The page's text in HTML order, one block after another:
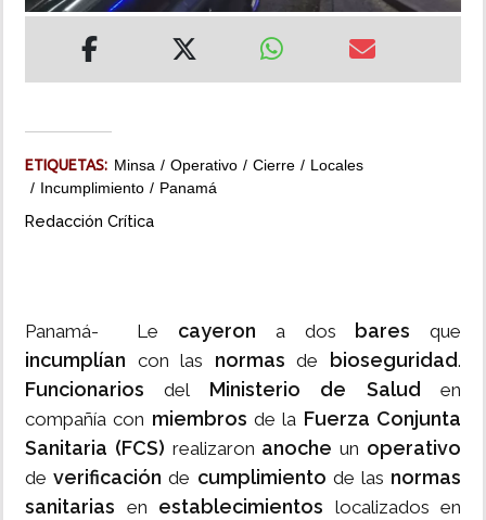
MULTIMEDIA
ETIQUETAS: Minsa Operativo Cierre
Locales
Incumplimiento
Panamá
Redacción Crítica
Panamá- Le cayeron a dos baresque
incumplían con las normas de bioseguridad.
Funcionarios del Ministerio de Salud
en
compañía con miembros de la Fuerza Conjunta
Sanitaria (FCS) realizaron anocheun operativo
deverificación de cumplimiento de las normas
sanitarias en establecimientos localizados en